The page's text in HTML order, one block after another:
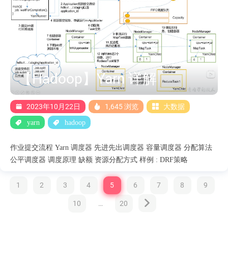
内存中存在； 当NameNode发生重启，首先从持久化设备中读取
FsImage构建Namespace，之后根据DataNode的汇报信息重新构造
BlocksMap。 这两部分数据结构是占据了NameNode大部分JVM
Heap空间。 除了对文件系统本身元数据的管理之外，NameNode还
需要维护整个集群的机架及DataNode的信息、Lease管理以及集中
式缓存引入的缓存管理等等。 这几部分数据结构空间占用相对固
定，且占用较小。 内存全景 NameNode整个内存结构大致可以分成
四大部分：Namespace、BlocksMap、NetworkTopology及其它
Names....
【Hadoop】Yarn 详解
2023年10月22日 1,645 浏览 大数据
yarn hadoop
作业提交流程 Yarn 调度器 先进先出调度器 容量调度器 分配算法
公平调度器 调度原理 缺额 资源分配方式 样例 : DRF策略
1 2 3 4 5 6 7 8 9
10 … 20